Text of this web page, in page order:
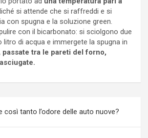
si attende che si raffreddi e si
con spugna e la soluzione green.
con il bicarbonato: si sciolgono due
litro di acqua e immergete la spugna in
passate tra le pareti del forno,
così tanto l’odore delle auto nuove?